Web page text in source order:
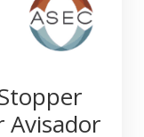
Avisador